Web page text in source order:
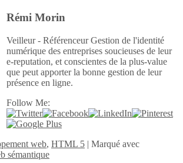
Rémi Morin
Veilleur - Référenceur Gestion de l'identité
numérique des entreprises soucieuses de leur
e-reputation, et conscientes de la plus-value
que peut apporter la bonne gestion de leur
présence en ligne.
Follow Me:
web, HTML 5 | Marqué avec
sémantique